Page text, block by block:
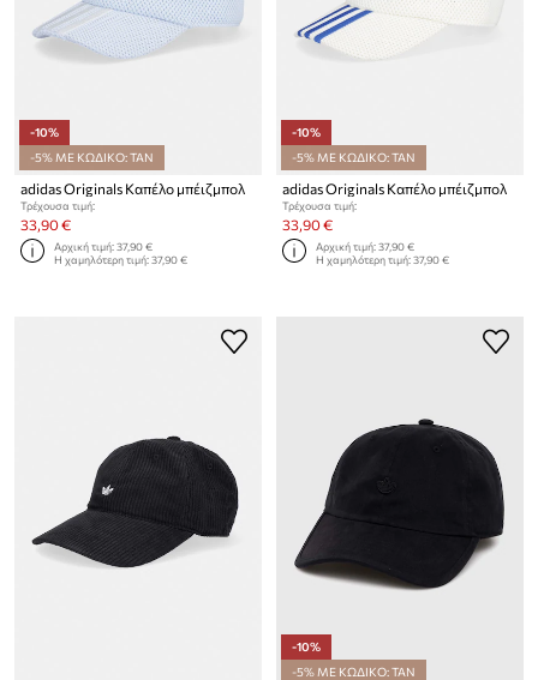
-10%
-5% ΜΕ ΚΩΔΙΚΟ: TAN
adidas Originals Καπέλο μπέιζμπολ
Τρέχουσα τιμή:
33,90 €
Αρχική τιμή:37,90 €
Η χαμηλότερη τιμή:37,90 €
-10%
-5% ΜΕ ΚΩΔΙΚΟ: TAN
adidas Originals Καπέλο μπέιζμπολ
Τρέχουσα τιμή:
33,90 €
Αρχική τιμή:37,90 €
Η χαμηλότερη τιμή:37,90 €
-10%
-5% ΜΕ ΚΩΔΙΚΟ: TAN